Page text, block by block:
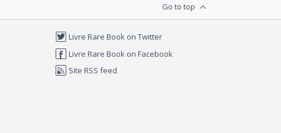
Go to top
Livre Rare Book on Twitter
Livre Rare Book on Facebook
Site RSS feed